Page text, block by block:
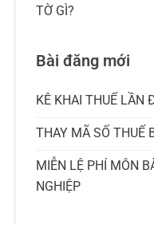
TỜ GÌ?
Bài đăng mới
KÊ KHAI THUẾ LẦN
THAY MÃ SỐ THUẾ
MIỄN LỆ PHÍ MÔN
NGHIỆP